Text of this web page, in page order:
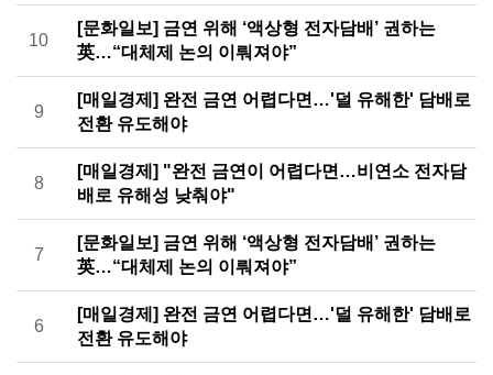
10
[문화일보] 금연 위해 ‘액상형 전자담배’ 권하는
英…“대체제 논의 이뤄져야”
9
[매일경제] 완전 금연 어렵다면…'덜 유해한' 담배로
전환 유도해야
8
[매일경제] "완전 금연이 어렵다면…비연소 전자담
배로 유해성 낮춰야"
7
[문화일보] 금연 위해 ‘액상형 전자담배’ 권하는
英…“대체제 논의 이뤄져야”
6
[매일경제] 완전 금연 어렵다면…'덜 유해한' 담배로
전환 유도해야